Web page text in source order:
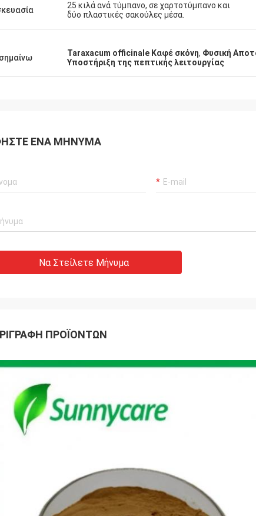
25 κιλά ανά τύμπανο, σε χαρτοτύμπανο και
δύο πλαστικές σακούλες μέσα.
Taraxacum officinale Καφέ σκόνη, Φυσική
Υποστήριξη της πεπτικής λειτουργίας
ΈΝΑ ΜΉΝΥΜΑ
Να Στείλετε Μήνυμα
ΠΡΟΪΌΝΤΩΝ